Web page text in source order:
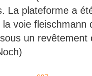
La plateforme a
voie fleischmann
un revêtement